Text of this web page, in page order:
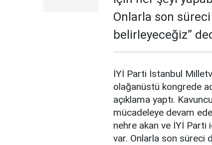
Onlarla son
belirleyeceğiz”
İYİ Parti İstanbul
olağanüstü kongrede
açıklama yaptı.
mücadeleye devam
nehre akan ve İYİ Parti
var. Onlarla son süreci